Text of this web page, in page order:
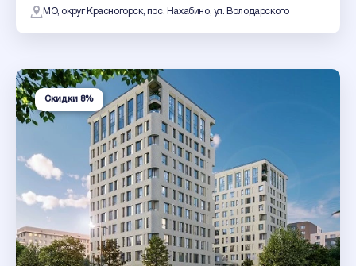
МО, округ Красногорск, пос. Нахабино, ул. Володарского
Скидки 8%